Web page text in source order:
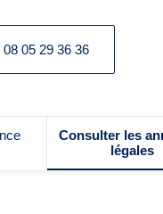
08 05 29 36 36
Consulter les
légales